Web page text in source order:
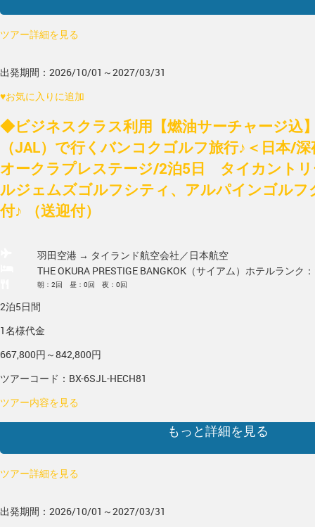
ツアー詳細を見る
出発期間：2026/10/01～2027/03/31
♥お気に入りに追加
◆ビジネスクラス利用【燃油サーチャージ込
（JAL）で行くバンコクゴルフ旅行♪＜日本/
オークラプレステージ/2泊5日 タイカント
ルジェムズゴルフシティ、アルパインゴルフ
付♪ （送迎付）
羽田空港 → タイランド航空会社／日本航空
THE OKURA PRESTIGE BANGKOK（サイアム） ホテルラン
朝：2回 昼：0回 夜：0回
2泊5日間
1名様代金
667,800円～842,800円
ツアーコード：BX-6SJL-HECH81
ツアー内容を見る
もっと詳細を見る
ツアー詳細を見る
出発期間：2026/10/01～2027/03/31